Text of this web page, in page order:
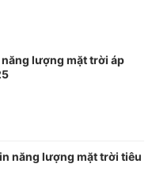
lượng mặt trời áp
năng lượng mặt trời tiêu